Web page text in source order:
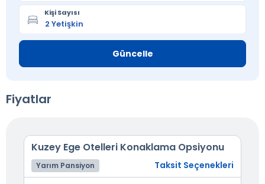
Kişi Sayısı
Güncelle
Fiyatlar
Kuzey Ege Otelleri Konaklama Opsiyonu
Yarım Pansiyon Taksit Seçenekleri